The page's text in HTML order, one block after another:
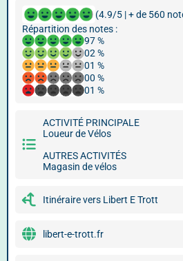
(4.9/5 | + de 560
Répartition des notes :
97 %
02 %
01 %
00 %
01 %
ACTIVITÉ PRINCIPALE
Loueur de Vélos
AUTRES ACTIVITÉS
Magasin de vélos
Itinéraire vers Libert E Trott
libert-e-trott.fr